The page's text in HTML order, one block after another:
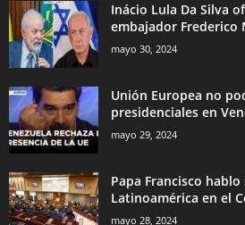
Inácio Lula Da Silva
embajador Frederico
mayo 30, 2024
Unión Europea no
presidenciales en
mayo 29, 2024
Papa Francisco
Latinoamérica en el
mayo 28, 2024